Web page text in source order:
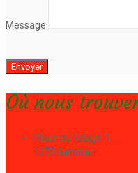
Message:
Où nous
Place du Village 1,
1272 Genolier